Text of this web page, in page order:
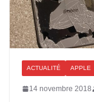
ACTUALITÉ APPLE
14 novembre 2018